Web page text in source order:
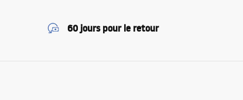
60 jours pour le retour